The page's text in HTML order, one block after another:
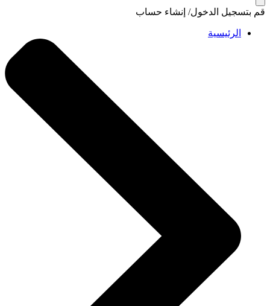
قم بتسجيل الدخول/ إنشاء حساب
الرئيسية